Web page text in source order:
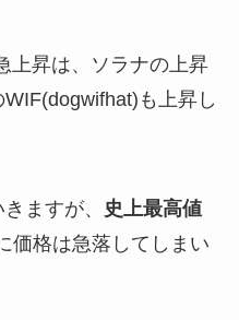
上昇は、ソラナの上昇
も上昇し
ますが、
史上最高値
価格は急落してしまい